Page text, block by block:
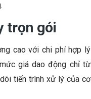
trọn gói
cao với chi phí hợp lý
giá dao động chỉ từ
tiến trình xử lý của cơ